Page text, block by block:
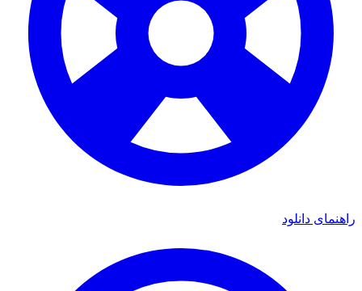
راهنمای دانلود